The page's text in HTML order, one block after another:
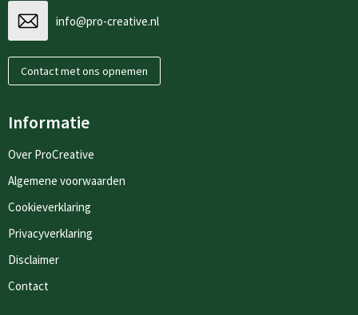
info@pro-creative.nl
Contact met ons opnemen
Informatie
Over ProCreative
Algemene voorwaarden
Cookieverklaring
Privacyverklaring
Disclaimer
Contact